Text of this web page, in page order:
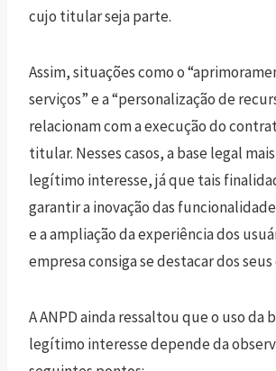
cujo titular seja parte.
Assim, situações como o
serviços” e a “personalização de
relacionam com a execução do
titular. Nesses casos, a base legal
legítimo interesse, já que tais
garantir a inovação das
e a ampliação da experiência dos
empresa consiga se destacar dos
A ANPD ainda ressaltou que o uso da
legítimo interesse depende da